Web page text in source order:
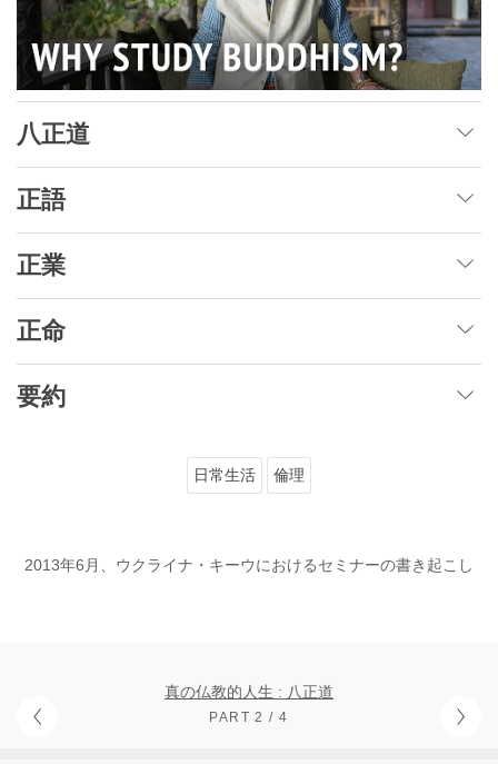
八正道
正語
正業
正命
要約
日常生活 倫理
2013年6月、ウクライナ・キーウにおけるセミナーの書き起こし
真の仏教的人生 : 八正道
PART 2 / 4